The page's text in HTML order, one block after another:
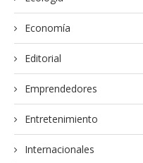
Economía
Editorial
Emprendedores
Entretenimiento
Internacionales